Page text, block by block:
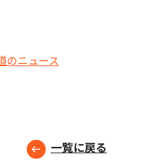
のニュース
一覧に戻る